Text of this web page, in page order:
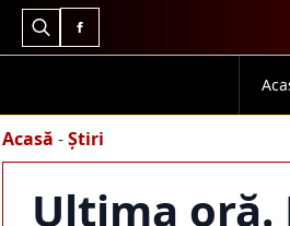
Search
Acasă -Știri
Ultima oră.